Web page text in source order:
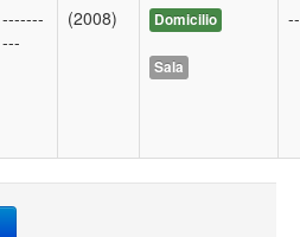
-------
---
(2008) Domicilio
Sala